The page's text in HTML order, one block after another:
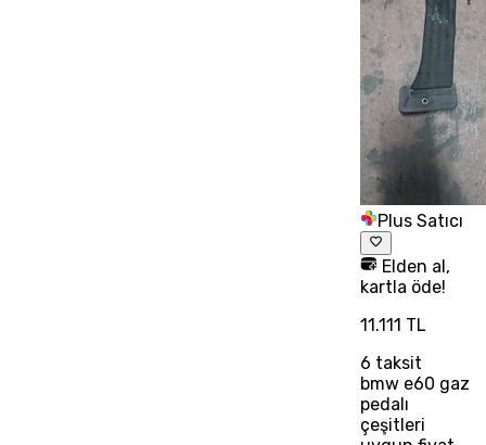
Plus Satıcı
Elden al,
kartla öde!
11.111 TL
6 taksit
bmw e60 gaz
pedalı
çeşitleri